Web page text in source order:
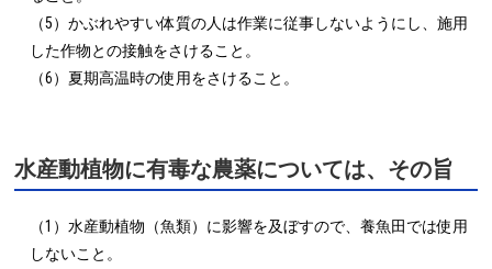
（5）かぶれやすい体質の人は作業に従事しないようにし、施用
した作物との接触をさけること。
（6）夏期高温時の使用をさけること。
水産動植物に有毒な農薬については、その旨
（1）水産動植物（魚類）に影響を及ぼすので、養魚田では使用
しないこと。